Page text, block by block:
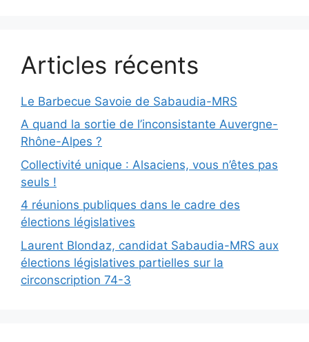
Articles récents
Le Barbecue Savoie de Sabaudia-MRS
A quand la sortie de l’inconsistante Auvergne-
Rhône-Alpes ?
Collectivité unique : Alsaciens, vous n’êtes pas
seuls !
4 réunions publiques dans le cadre des
élections législatives
Laurent Blondaz, candidat Sabaudia-MRS aux
élections législatives partielles sur la
circonscription 74-3